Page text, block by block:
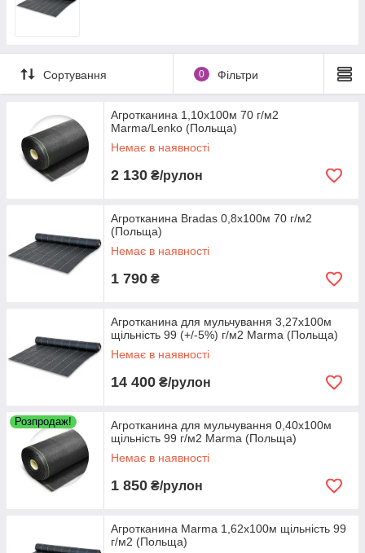
Сортування 0 Фільтри
Агротканина 1,10х100м 70 г/м2
Marma/Lenko (Польща)
Немає в наявності
2 130 ₴/рулон
Агротканина Bradas 0,8х100м 70 г/м2
(Польща)
Немає в наявності
1 790 ₴
Агротканина для мульчування 3,27х100м
щільність 99 (+/-5%) г/м2 Marma (Польща)
Немає в наявності
14 400 ₴/рулон
Розпродаж!
Агротканина для мульчування 0,40х100м
щільність 99 г/м2 Marma (Польща)
Немає в наявності
1 850 ₴/рулон
Агротканина Marma 1,62х100м щільність 99
г/м2 (Польща)